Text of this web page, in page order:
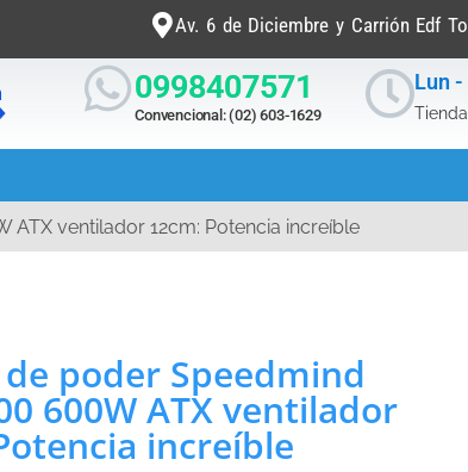
Av. 6 de Diciembre y Carrión Edf
0998407571
Convencional: (02) 603-1629
Lun
ventilador 12cm: Potencia increíble
poder Speedmind
600W ATX ventilador
increíble